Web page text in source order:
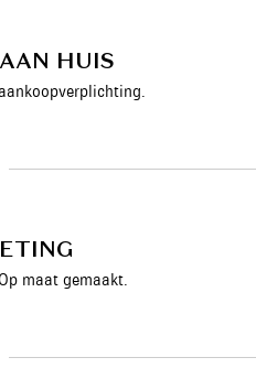
HUIS
maat gemaakt.